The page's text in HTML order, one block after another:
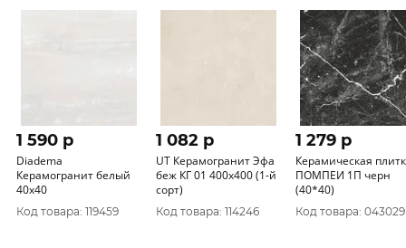
1 590 p
Diadema
Керамогранит белый
40х40
Код товара: 119459
1 082 p
UT Керамогранит Эфа
беж КГ 01 400х400 (1-й
сорт)
Код товара: 114246
1 279 p
Керамическая
ПОМПЕИ 1П черн
(40*40)
Код товара: 043029